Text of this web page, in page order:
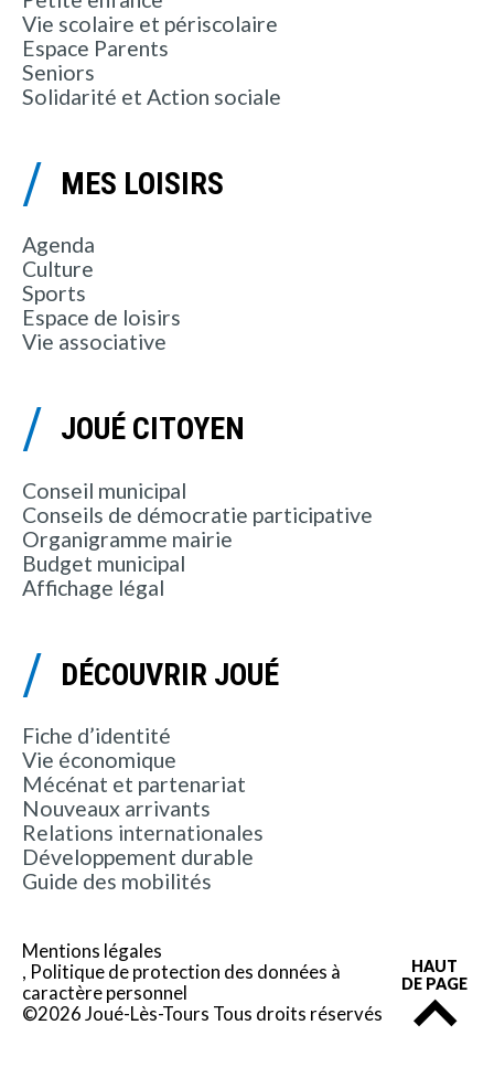
Vie scolaire et périscolaire
Espace Parents
Seniors
Solidarité et Action sociale
MES LOISIRS
Agenda
Culture
Sports
Espace de loisirs
Vie associative
JOUÉ CITOYEN
Conseil municipal
Conseils de démocratie participative
Organigramme mairie
Budget municipal
Affichage légal
DÉCOUVRIR JOUÉ
Fiche d’identité
Vie économique
Mécénat et partenariat
Nouveaux arrivants
Relations internationales
Développement durable
Guide des mobilités
Mentions légales
Politique de protection des données à
caractère personnel
©2026 Joué-Lès-Tours Tous droits réservés
HAUT
DE PAGE